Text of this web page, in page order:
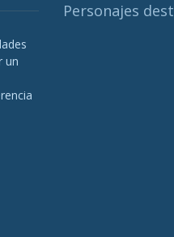
un
Personajes